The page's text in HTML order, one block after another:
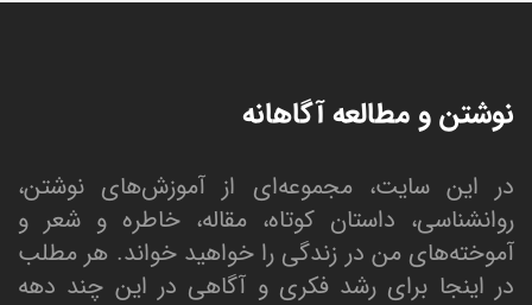
نوشتن و مطالعه آگاهانه
در این سایت، مجموعه‌ای از آموزش‌های نوشتن،
روانشناسی، داستان کوتاه، مقاله، خاطره و شعر و
آموخته‌های من در زندگی را خواهید خواند. هر مطلب
در اینجا برای رشد فکری و آگاهی در این چند دهه